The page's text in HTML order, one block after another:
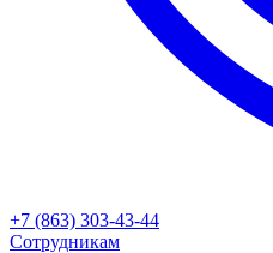
+7 (863) 303-43-44
Сотрудникам